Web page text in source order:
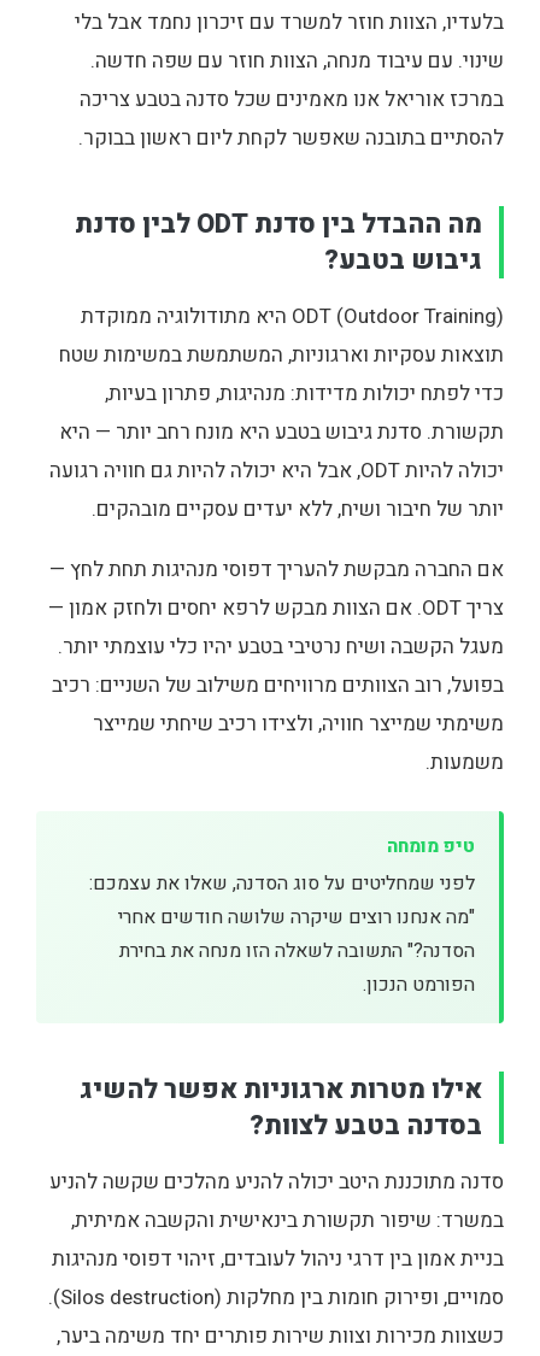
בלעדיו, הצוות חוזר למשרד עם זיכרון נחמד אבל בלי
שינוי. עם עיבוד מנחה, הצוות חוזר עם שפה חדשה.
במרכז אוריאל אנו מאמינים שכל סדנה בטבע צריכה
להסתיים בתובנה שאפשר לקחת ליום ראשון בבוקר.
מה ההבדל בין סדנת ODT לבין סדנת
גיבוש בטבע?
ODT (Outdoor Training) היא מתודולוגיה ממוקדת
תוצאות עסקיות וארגוניות, המשתמשת במשימות שטח
כדי לפתח יכולות מדידות: מנהיגות, פתרון בעיות,
תקשורת. סדנת גיבוש בטבע היא מונח רחב יותר — היא
יכולה להיות ODT, אבל היא יכולה להיות גם חוויה רגועה
יותר של חיבור ושיח, ללא יעדים עסקיים מובהקים.
אם החברה מבקשת להעריך דפוסי מנהיגות תחת לחץ —
צריך ODT. אם הצוות מבקש לרפא יחסים ולחזק אמון —
מעגל הקשבה ושיח נרטיבי בטבע יהיו כלי עוצמתי יותר.
בפועל, רוב הצוותים מרוויחים משילוב של השניים: רכיב
משימתי שמייצר חוויה, ולצידו רכיב שיחתי שמייצר
משמעות.
טיפ מומחה
לפני שמחליטים על סוג הסדנה, שאלו את עצמכם:
"מה אנחנו רוצים שיקרה שלושה חודשים אחרי
הסדנה?" התשובה לשאלה הזו מנחה את בחירת
הפורמט הנכון.
אילו מטרות ארגוניות אפשר להשיג
בסדנה בטבע לצוות?
סדנה מתוכננת היטב יכולה להניע מהלכים שקשה להניע
במשרד: שיפור תקשורת בינאישית והקשבה אמיתית,
בניית אמון בין דרגי ניהול לעובדים, זיהוי דפוסי מנהיגות
סמויים, ופירוק חומות בין מחלקות (Silos destruction).
כשצוות מכירות וצוות שירות פותרים יחד משימה ביער,